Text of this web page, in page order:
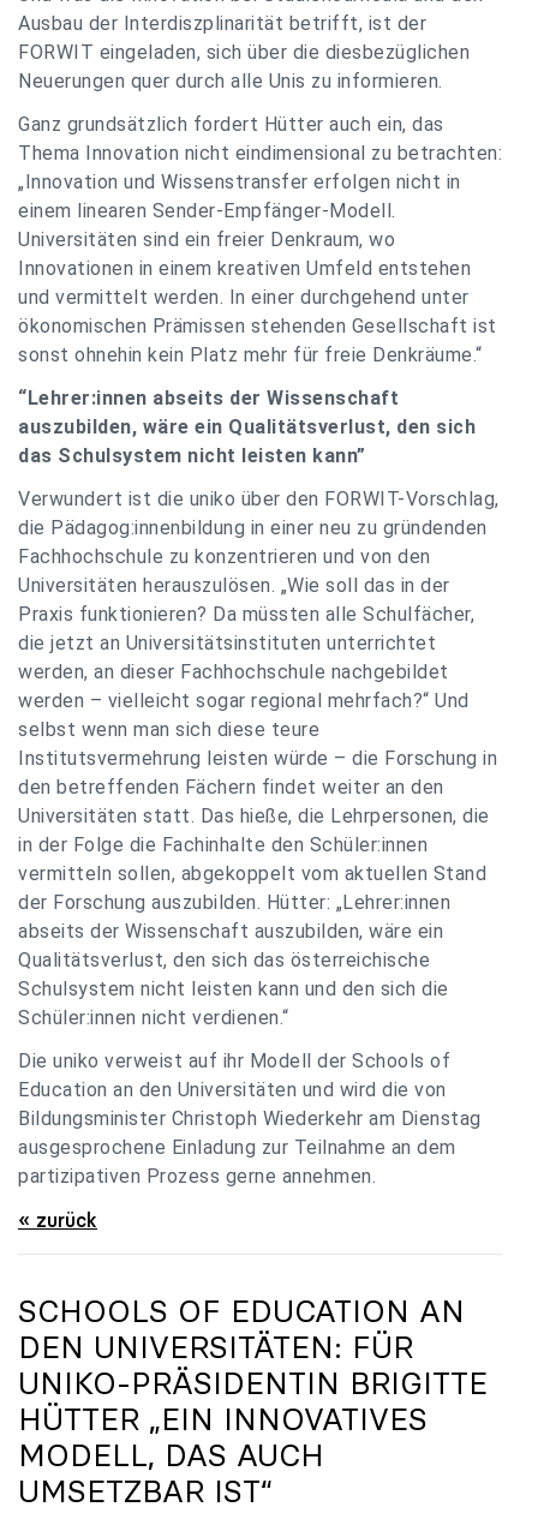
Ausbau der Interdiszplinarität betrifft, ist der
FORWIT eingeladen, sich über die diesbezüglichen
Neuerungen quer durch alle Unis zu informieren.
Ganz grundsätzlich fordert Hütter auch ein, das
Thema Innovation nicht eindimensional zu betrachten:
„Innovation und Wissenstransfer erfolgen nicht in
einem linearen Sender-Empfänger-Modell.
Universitäten sind ein freier Denkraum, wo
Innovationen in einem kreativen Umfeld entstehen
und vermittelt werden. In einer durchgehend unter
ökonomischen Prämissen stehenden Gesellschaft ist
sonst ohnehin kein Platz mehr für freie Denkräume.“
“Lehrer:innen abseits der Wissenschaft
auszubilden, wäre ein Qualitätsverlust, den sich
das Schulsystem nicht leisten kann”
Verwundert ist die uniko über den FORWIT-Vorschlag,
die Pädagog:innenbildung in einer neu zu gründenden
Fachhochschule zu konzentrieren und von den
Universitäten herauszulösen. „Wie soll das in der
Praxis funktionieren? Da müssten alle Schulfächer,
die jetzt an Universitätsinstituten unterrichtet
werden, an dieser Fachhochschule nachgebildet
werden – vielleicht sogar regional mehrfach?“ Und
selbst wenn man sich diese teure
Institutsvermehrung leisten würde – die Forschung in
den betreffenden Fächern findet weiter an den
Universitäten statt. Das hieße, die Lehrpersonen, die
in der Folge die Fachinhalte den Schüler:innen
vermitteln sollen, abgekoppelt vom aktuellen Stand
der Forschung auszubilden. Hütter: „Lehrer:innen
abseits der Wissenschaft auszubilden, wäre ein
Qualitätsverlust, den sich das österreichische
Schulsystem nicht leisten kann und den sich die
Schüler:innen nicht verdienen.“
Die uniko verweist auf ihr Modell der Schools of
Education an den Universitäten und wird die von
Bildungsminister Christoph Wiederkehr am Dienstag
ausgesprochene Einladung zur Teilnahme an dem
partizipativen Prozess gerne annehmen.
« zurück
SCHOOLS OF EDUCATION AN
DEN UNIVERSITÄTEN: FÜR
UNIKO-PRÄSIDENTIN BRIGITTE
HÜTTER „EIN INNOVATIVES
MODELL, DAS AUCH
UMSETZBAR IST“